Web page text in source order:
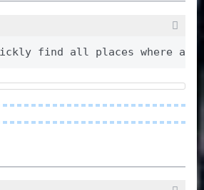
find all places where a